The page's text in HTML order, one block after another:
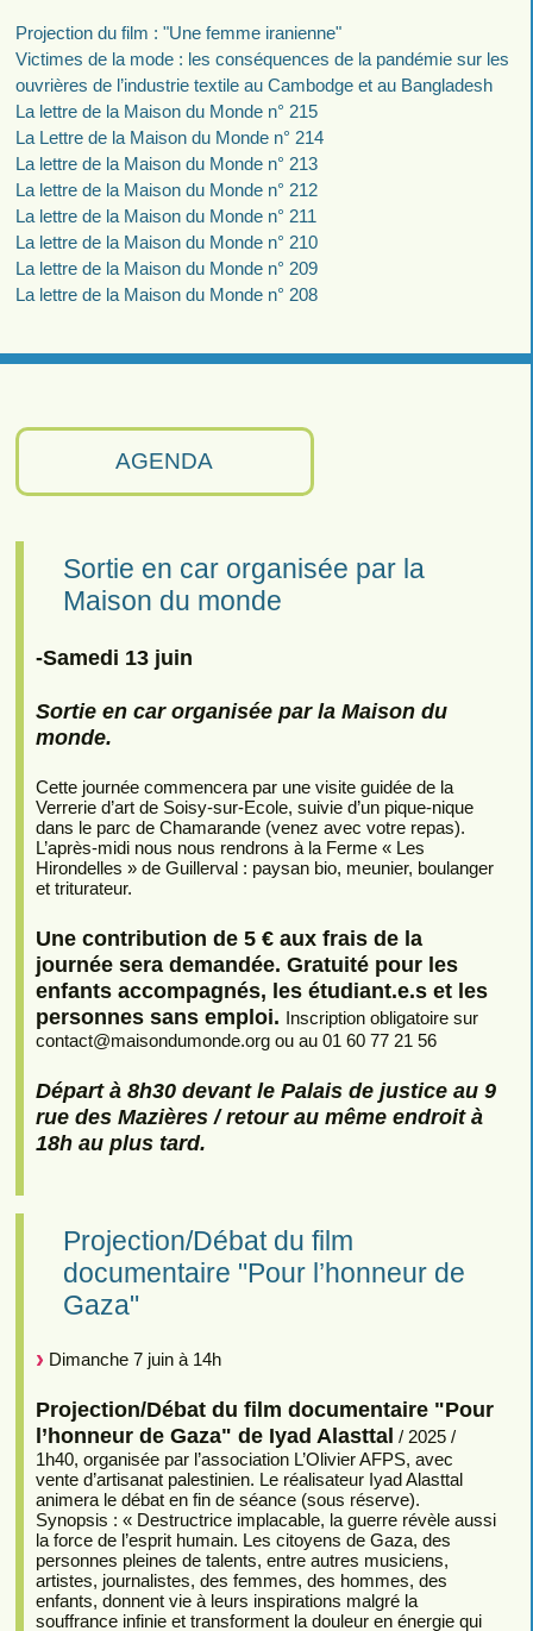
AGENDA
Sortie en car organisée par la
Maison du monde
-Samedi 13 juin
Sortie en car organisée par la Maison du
monde.
Cette journée commencera par une visite guidée de la
Verrerie d’art de Soisy-sur-Ecole, suivie d’un pique-nique
dans le parc de Chamarande (venez avec votre repas).
L’après-midi nous nous rendrons à la Ferme « Les
Hirondelles » de Guillerval : paysan bio, meunier, boulanger
et triturateur.
Une contribution de 5 € aux frais de la
journée sera demandée. Gratuité pour les
enfants accompagnés, les étudiant.e.s et les
personnes sans emploi. Inscription obligatoire sur
contact@maisondumonde.org ou au 01 60 77 21 56
Départ à 8h30 devant le Palais de justice au 9
rue des Mazières / retour au même endroit à
18h au plus tard.
Projection/Débat du film
documentaire "Pour l’honneur de
Gaza"
Dimanche 7 juin à 14h
Projection/Débat du film documentaire "Pour
l’honneur de Gaza" de Iyad Alasttal / 2025 /
1h40, organisée par l’association L’Olivier AFPS, avec
vente d’artisanat palestinien. Le réalisateur Iyad Alasttal
animera le débat en fin de séance (sous réserve).
Synopsis : « Destructrice implacable, la guerre révèle aussi
la force de l’esprit humain. Les citoyens de Gaza, des
personnes pleines de talents, entre autres musiciens,
artistes, journalistes, des femmes, des hommes, des
enfants, donnent vie à leurs inspirations malgré la
souffrance infinie et transforment la douleur en énergie qui
Projection du film : "Une femme iranienne"
Victimes de la mode : les conséquences de la pandémie sur les
ouvrières de l’industrie textile au Cambodge et au Bangladesh
La lettre de la Maison du Monde n° 215
La Lettre de la Maison du Monde n° 214
La lettre de la Maison du Monde n° 213
La lettre de la Maison du Monde n° 212
La lettre de la Maison du Monde n° 211
La lettre de la Maison du Monde n° 210
La lettre de la Maison du Monde n° 209
La lettre de la Maison du Monde n° 208